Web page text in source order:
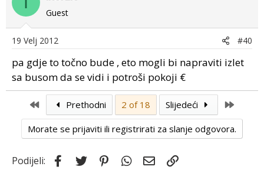
Guest
19 Velj 2012 #40
pa gdje to točno bude , eto mogli bi napraviti izlet
sa busom da se vidi i potroši pokoji €
First Prethodni 2 of 18 Slijedeći
Morate se prijaviti ili registrirati za slanje odgovora.
Podijeli: Facebook
Twitter PinterestWhatsApp
Email